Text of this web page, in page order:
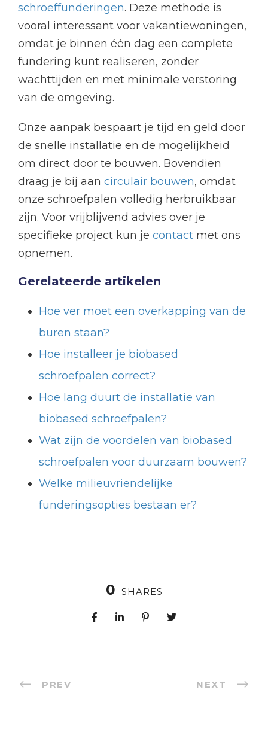
schroeffunderingen. Deze methode is
vooral interessant voor vakantiewoningen,
omdat je binnen één dag een complete
fundering kunt realiseren, zonder
wachttijden en met minimale verstoring
van de omgeving.
Onze aanpak bespaart je tijd en geld door
de snelle installatie en de mogelijkheid
om direct door te bouwen. Bovendien
draag je bij aan circulair bouwen, omdat
onze schroefpalen volledig herbruikbaar
zijn. Voor vrijblijvend advies over je
specifieke project kun je contact met ons
opnemen.
Gerelateerde artikelen
Hoe ver moet een overkapping van de
buren staan?
Hoe installeer je biobased
schroefpalen correct?
Hoe lang duurt de installatie van
biobased schroefpalen?
Wat zijn de voordelen van biobased
schroefpalen voor duurzaam bouwen?
Welke milieuvriendelijke
funderingsopties bestaan er?
0 SHARES
PREV NEXT